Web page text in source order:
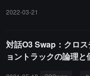
約権限を廃止し、新しい
テクノロジーによって契
4）Transit Swap のウェ
2022-03-21
対話O3 Swap：クロ
ョントラックの論理と